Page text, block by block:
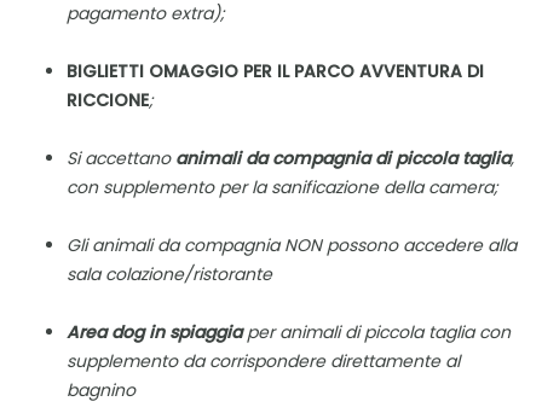
pagamento extra);
BIGLIETTI OMAGGIO PER IL PARCO AVVENTURA DI
RICCIONE;
Si accettanoanimali da compagnia di piccola taglia,
con supplemento per la sanificazione della camera;
Gli animali da compagnia NON possono accedere alla
sala colazione/ristorante
Area dog in spiaggia per animali di piccola taglia con
supplemento da corrispondere direttamente al
bagnino